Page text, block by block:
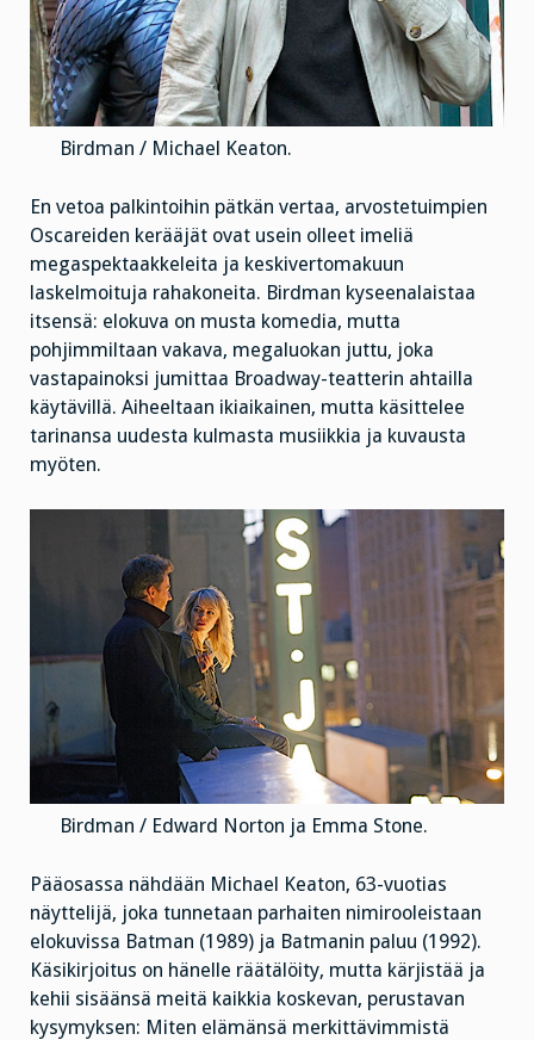
Birdman / Michael Keaton.
En vetoa palkintoihin pätkän vertaa, arvostetuimpien
Oscareiden kerääjät ovat usein olleet imeliä
megaspektaakkeleita ja keskivertomakuun
laskelmoituja rahakoneita. Birdman kyseenalaistaa
itsensä: elokuva on musta komedia, mutta
pohjimmiltaan vakava, megaluokan juttu, joka
vastapainoksi jumittaa Broadway-teatterin ahtailla
käytävillä. Aiheeltaan ikiaikainen, mutta käsittelee
tarinansa uudesta kulmasta musiikkia ja kuvausta
myöten.
Birdman / Edward Norton ja Emma Stone.
Pääosassa nähdään Michael Keaton, 63-vuotias
näyttelijä, joka tunnetaan parhaiten nimirooleistaan
elokuvissa Batman (1989) ja Batmanin paluu (1992).
Käsikirjoitus on hänelle räätälöity, mutta kärjistää ja
kehii sisäänsä meitä kaikkia koskevan, perustavan
kysymyksen: Miten elämänsä merkittävimmistä